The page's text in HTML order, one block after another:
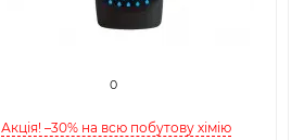
0
Акція! –30% на всю побутову хімію